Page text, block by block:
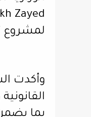
لمشروع ZAT، والقرار الوزاري رقم (53) لسنة 2026 لمشروع COY.
وأكدت
بما